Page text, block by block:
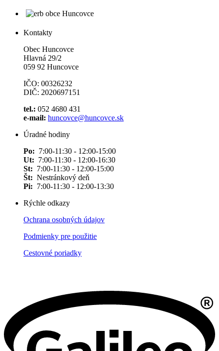
Kontakty
Obec Huncovce
Hlavná 29/2
059 92 Huncovce
IČO: 00326232
DIČ: 2020697151
tel.: 052 4680 431
e-mail: huncovce@huncovce.sk
Úradné hodiny
Po: 7:00-11:30 - 12:00-15:00
Ut: 7:00-11:30 - 12:00-16:30
St: 7:00-11:30 - 12:00-15:00
Št: Nestránkový deň
Pi: 7:00-11:30 - 12:00-13:30
Rýchle odkazy
Ochrana osobných údajov
Podmienky pre použitie
Cestovné poriadky